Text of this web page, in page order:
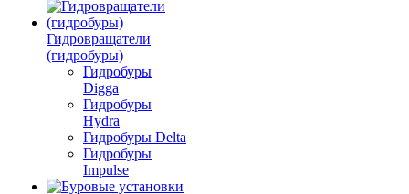
Гидровращатели
(гидробуры)
Гидробуры
Digga
Гидробуры
Hydra
Гидробуры Delta
Гидробуры
Impulse